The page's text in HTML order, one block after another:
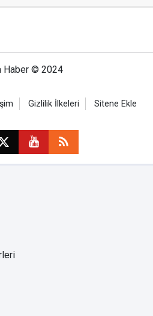
Haber © 2024
Gizlilik İlkeleri Sitene Ekle